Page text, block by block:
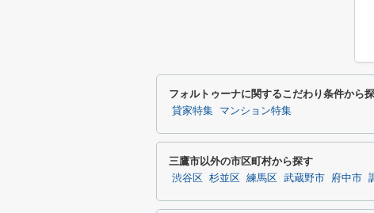
フォルトゥーナに関するこだわり条件から
貸家特集 マンション特集
三鷹市以外の市区町村から探す
渋谷区 杉並区 練馬区 武蔵野市 府中市